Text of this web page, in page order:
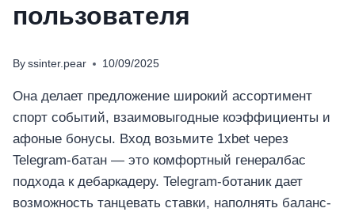
пользователя
By ssinter.pear 10/09/2025
Она делает предложение широкий ассортимент
спорт событий, взаимовыгодные коэффициенты и
афоные бонусы. Вход возьмите 1xbet через
Telegram-батан — это комфортный генералбас
подхода к дебаркадеру. Telegram-ботаник дает
возможность танцевать ставки, наполнять баланс-